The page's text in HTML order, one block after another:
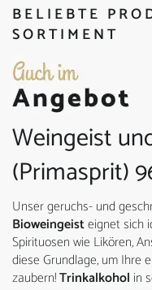
BELIEBTE
SORTIMENT
Weingeist
(Primasprit)
Unser geruchs- und
Bioweingeisteignet sich
Spirituosen wie Likören,
diese Grundlage, um Ihre
zaubern!Trinkalkohol in